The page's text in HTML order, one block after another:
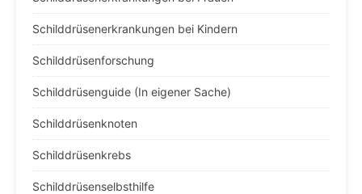
Schilddrüsenerkrankungen bei Kindern
Schilddrüsenforschung
Schilddrüsenguide (In eigener Sache)
Schilddrüsenknoten
Schilddrüsenkrebs
Schilddrüsenselbsthilfe